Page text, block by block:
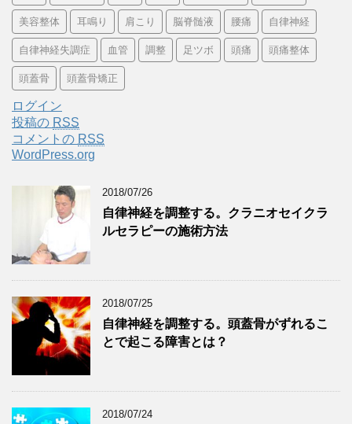
美容整体 耳鳴り 肩こり 脳脊髄液 腰痛 自律神経
自律神経失調症 血管 調整 足ツボ 頭痛 頭痛整体
頭蓋骨 頭蓋骨矯正
ログイン
投稿の RSS
コメントの RSS
WordPress.org
2018/07/26
自律神経を調整する。クラニオセイクラ
ルセラピーの施術方法
2018/07/25
自律神経を調整する。頭蓋骨がずれるこ
とで起こる障害とは？
2018/07/24